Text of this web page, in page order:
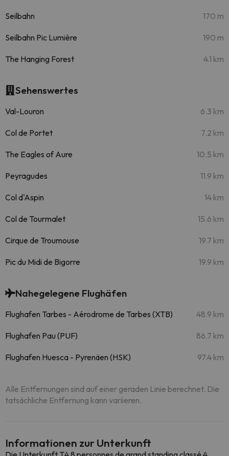
Seilbahn 170 m
Seilbahn Pic Lumière 190 m
The Hanging Forest 4.1 km
Sehenswertes
Val-Louron 6.3 km
Col de Portet 7.2 km
The Eagles of Aure 10.5 km
Peyragudes 11.9 km
Col d'Aspin 14 km
Col de Tourmalet 15.6 km
Cirque de Troumouse 19.7 km
Pic du Midi de Bigorre 19.9 km
Nahegelegene Flughäfen
Flughafen Tarbes - Aérodrome de Tarbes (XTB) 48.9 km
Flughafen Pau (PUF) 86.7 km
Flughafen Huesca - Pyrenäen (HSK) 97.4 km
Alle Entfernungen sind auf einer geraden Linie berechnet. Die
tatsächliche Entfernung kann variieren.
Informationen zur Unterkunft